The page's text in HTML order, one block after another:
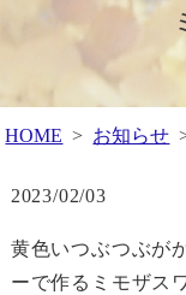
HOME お知らせ
2023/02/03
黄色いつぶつぶが
ーで作るミモザス